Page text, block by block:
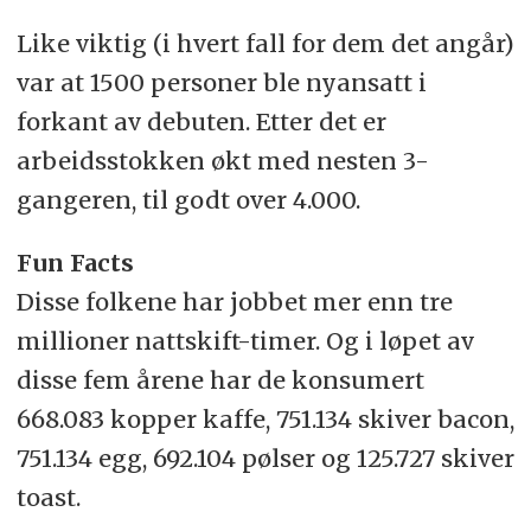
Like viktig (i hvert fall for dem det angår)
var at 1500 personer ble nyansatt i
forkant av debuten. Etter det er
arbeidsstokken økt med nesten 3-
gangeren, til godt over 4.000.
Fun Facts
Disse folkene har jobbet mer enn tre
millioner nattskift-timer. Og i løpet av
disse fem årene har de konsumert
668.083 kopper kaffe, 751.134 skiver bacon,
751.134 egg, 692.104 pølser og 125.727 skiver
toast.